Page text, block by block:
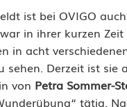
ist bei OVIGO
in ihrer kurzen Zeit
in acht
sehen. Derzeit ist sie
von Petra Sommer-
tätig.